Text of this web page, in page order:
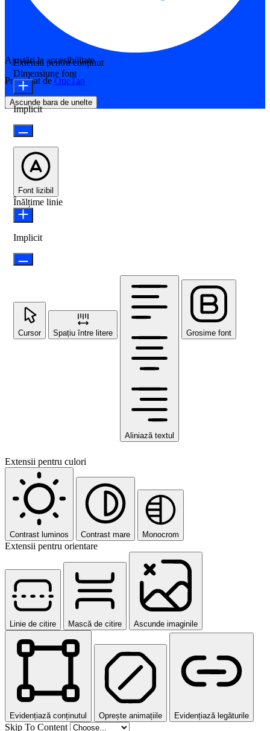
Ajustări la accesibilitate
Propulsat de OneTap
Ascunde bara de unelte
Extensii pentru conținut
Dimensiune font
Implicit
Font lizibil
Înălțime linie
Implicit
Cursor Spațiu între litere
Aliniază textul
Grosime font
Extensii pentru culori
Contrast luminos Contrast mare Monocrom
Extensii pentru orientare
Linie de citire Mască de citire Ascunde imaginile
Evidențiază conținutul Oprește animațiile Evidențiază legăturile
Skip To Content